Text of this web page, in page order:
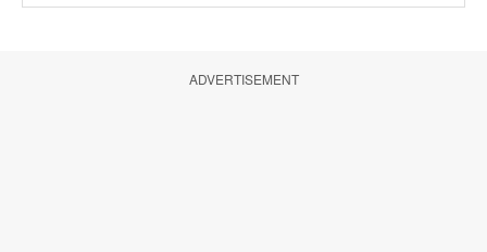
ADVERTISEMENT